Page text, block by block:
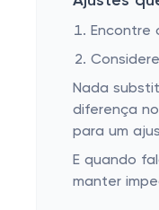
Encontre
Nada
diferença
para um
E quando
manter